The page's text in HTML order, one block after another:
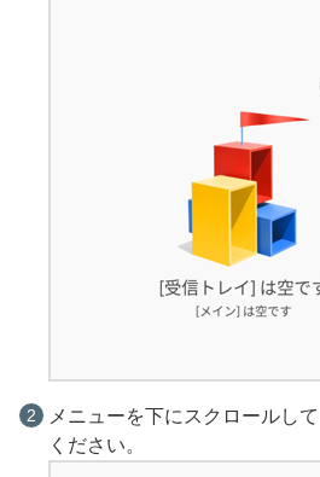
メニューを下にスクロールし
ください。